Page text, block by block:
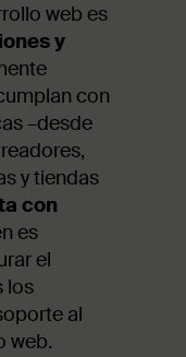
web es
y
con
–desde
y tiendas
con
es
el
los
al
web.